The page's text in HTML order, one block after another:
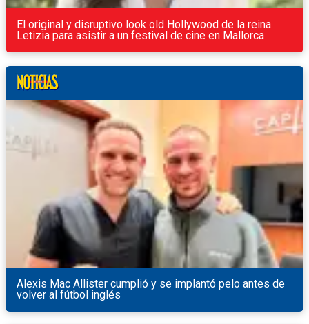
El original y disruptivo look old Hollywood de la reina
Letizia para asistir a un festival de cine en Mallorca
Alexis Mac Allister cumplió y se implantó pelo antes de
volver al fútbol inglés